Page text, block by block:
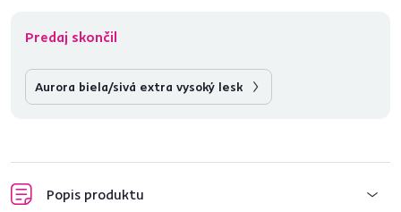
Predaj skončil
Aurora biela/sivá extra vysoký lesk
Popis produktu